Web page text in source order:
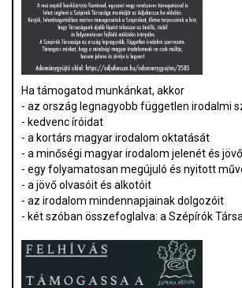
Ha támogatod munkánkat, akkor
- az ország legnagyobb független irodalmi
- kedvenc íróidat
- a kortárs magyar irodalom oktatását
- a minőségi magyar irodalom jelenét és
- egy folyamatosan megújuló és nyitott
- a jövő olvasóit és alkotóit
- az irodalom mindennapjainak dolgozóit
- két szóban összefoglalva: a Szépírók